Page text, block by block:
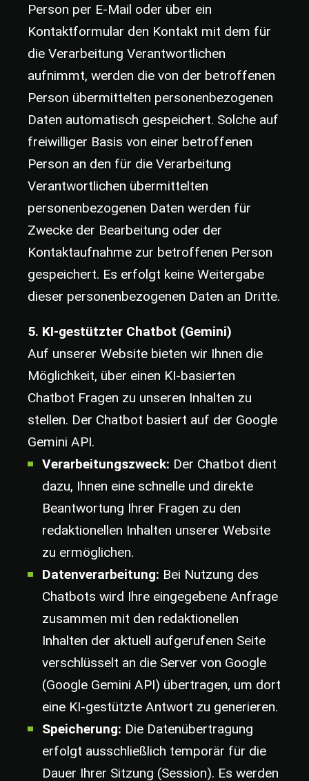
Person per E-Mail oder über ein
Kontaktformular den Kontakt mit dem für
die Verarbeitung Verantwortlichen
aufnimmt, werden die von der betroffenen
Person übermittelten personenbezogenen
Daten automatisch gespeichert. Solche auf
freiwilliger Basis von einer betroffenen
Person an den für die Verarbeitung
Verantwortlichen übermittelten
personenbezogenen Daten werden für
Zwecke der Bearbeitung oder der
Kontaktaufnahme zur betroffenen Person
gespeichert. Es erfolgt keine Weitergabe
dieser personenbezogenen Daten an Dritte.
5. KI-gestützter Chatbot (Gemini)
Auf unserer Website bieten wir Ihnen die
Möglichkeit, über einen KI-basierten
Chatbot Fragen zu unseren Inhalten zu
stellen. Der Chatbot basiert auf der Google
Gemini API.
Verarbeitungszweck: Der Chatbot dient
dazu, Ihnen eine schnelle und direkte
Beantwortung Ihrer Fragen zu den
redaktionellen Inhalten unserer Website
zu ermöglichen.
Datenverarbeitung: Bei Nutzung des
Chatbots wird Ihre eingegebene Anfrage
zusammen mit den redaktionellen
Inhalten der aktuell aufgerufenen Seite
verschlüsselt an die Server von Google
(Google Gemini API) übertragen, um dort
eine KI-gestützte Antwort zu generieren.
Speicherung: Die Datenübertragung
erfolgt ausschließlich temporär für die
Dauer Ihrer Sitzung (Session). Es werden